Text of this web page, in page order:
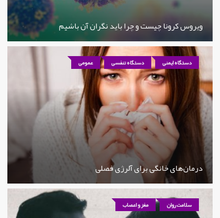
ویروس کرونا چیست و چرا باید نگران آن باشیم
دستگاه ایمنی دستگاه تنفسی عمومی
درمان‌های خانگی برای آلرژی فصلی
سلامت روان مغز و اعصاب